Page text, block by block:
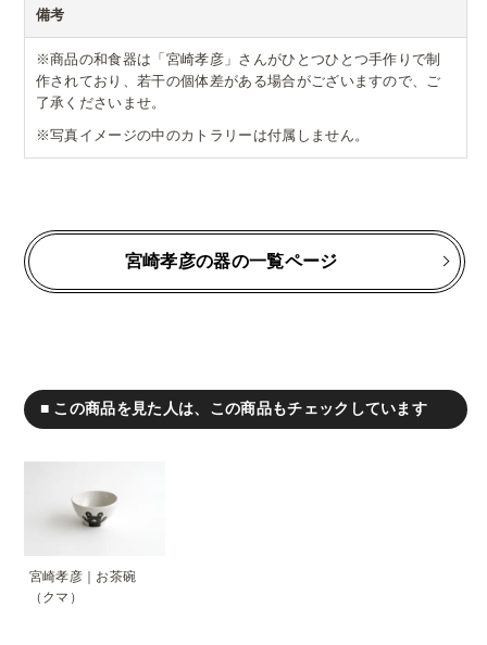
備考
※商品の和食器は「宮崎孝彦」さんがひとつひとつ手作りで制
作されており、若干の個体差がある場合がございますので、ご
了承くださいませ。
※写真イメージの中のカトラリーは付属しません。
宮崎孝彦の器の一覧ページ
■ この商品を見た人は、この商品もチェックしています
宮崎孝彦｜お茶碗
（クマ）